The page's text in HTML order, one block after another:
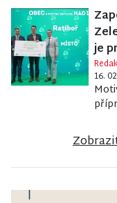
je
16.